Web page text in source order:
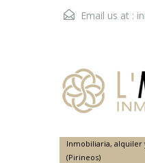
Email us at :
Inmobiliaria, alquiler
(Pirineos)